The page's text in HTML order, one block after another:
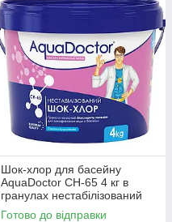
Шок-хлор для басейну
AquaDoctor CH-65 4 кг в
гранулах нестабілізований
Готово до відправки